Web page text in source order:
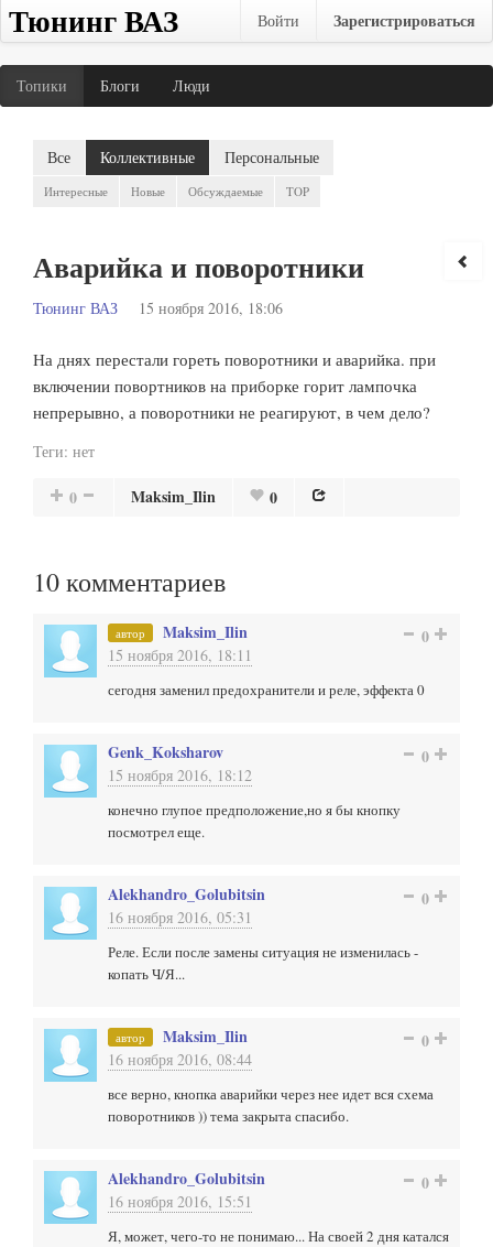
Тюнинг ВАЗ Войти Зарегистрироваться
Топики Блоги Люди
Все Коллективные Персональные
Интересные Новые Обсуждаемые TOP
Аварийка и поворотники
Тюнинг ВАЗ 15 ноября 2016, 18:06
На днях перестали гореть поворотники и аварийка. при
включении повортников на приборке горит лампочка
непрерывно, а поворотники не реагируют, в чем дело?
Теги: нет
0 Maksim_Ilin 0
10комментариев
автор Maksim_Ilin
15 ноября 2016, 18:11
0
сегодня заменил предохранители и реле, эффекта 0
Genk_Koksharov
15 ноября 2016, 18:12
0
конечно глупое предположение,но я бы кнопку
посмотрел еще.
Alekhandro_Golubitsin
16 ноября 2016, 05:31
0
Реле. Если после замены ситуация не изменилась -
копать Ч/Я...
автор Maksim_Ilin
16 ноября 2016, 08:44
0
все верно, кнопка аварийки через нее идет вся схема
поворотников )) тема закрыта спасибо.
Alekhandro_Golubitsin
16 ноября 2016, 15:51
0
Я, может, чего-то не понимаю... На своей 2 дня катался